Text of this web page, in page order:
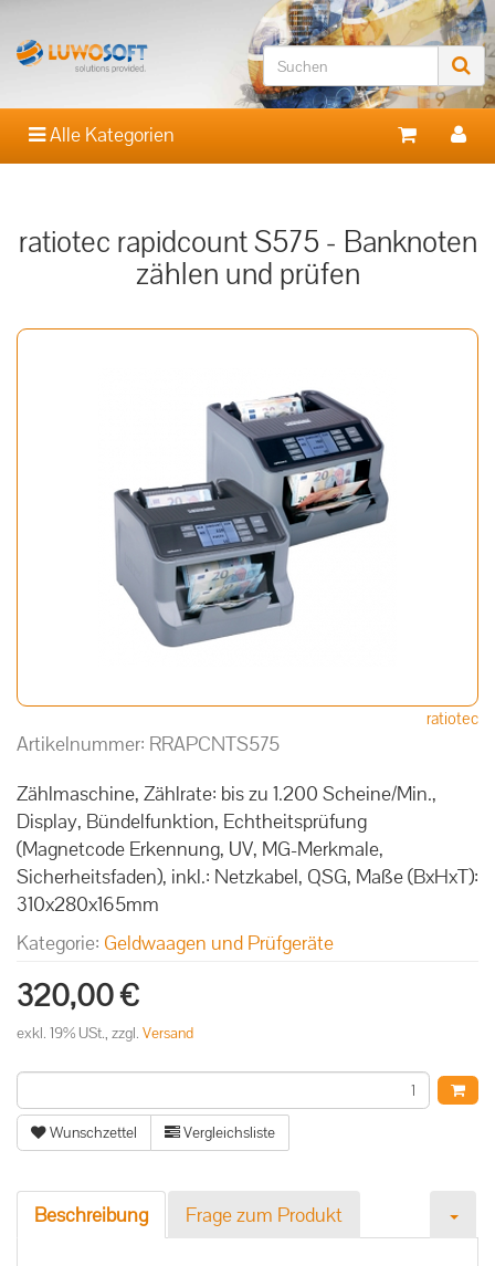
Alle Kategorien
ratiotec rapidcount S575 - Banknoten
zählen und prüfen
ratiotec
Artikelnummer: RRAPCNTS575
Zählmaschine, Zählrate: bis zu 1.200 Scheine/Min.,
Display, Bündelfunktion, Echtheitsprüfung
(Magnetcode Erkennung, UV, MG-Merkmale,
Sicherheitsfaden), inkl.: Netzkabel, QSG, Maße (BxHxT):
310x280x165mm
Kategorie: Geldwaagen und Prüfgeräte
320,00 €
exkl. 19% USt., zzgl. Versand
Wunschzettel Vergleichsliste
Beschreibung Frage zum Produkt